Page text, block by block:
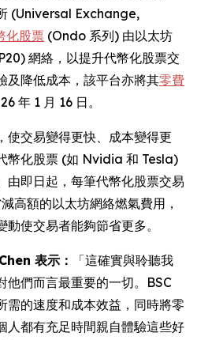
(Universal Exchange,
化股票 (Ondo 系列) 由以太坊
網絡，以提升代幣化股票交
及降低成本，該平台亦將其零費
年 1 月 16 日。
使交易變得更快、成本變得更
幣化股票 (如 Nvidia 和 Tesla)
由即日起，每筆代幣化股票交易
高額的以太坊網絡燃氣費用，
使交易者能夠節省更多。
表示：
「這確實與聆聽我
他們而言最重要的一切。BSC
需的速度和成本效益，同時將零
人都有充足時間親自體驗這些好